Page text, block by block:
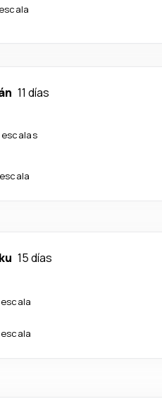
11 días
escalas
15 días
escala
escala